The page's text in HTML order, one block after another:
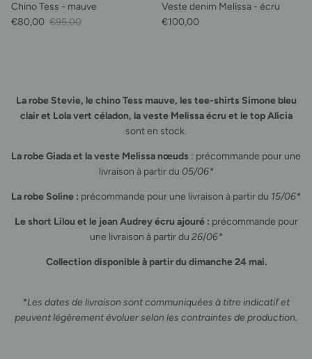
Chino Tess - mauve
Prix soldé
€80,00 Prix habituel
€95,00
Veste denim Melissa - écru
Prix habituel
€100,00
La robe Stevie, le chino Tess mauve, les tee-shirts Simone bleu
clair et Lola vert céladon, la veste Melissa écru et le top Alicia
sont en stock.
La robe Giada et la veste Melissa nœuds : précommande pour une
livraison à partir du 05/06*
La robe Soline : précommande pour une livraison à partir du 15/06*
Le short Lilou et le jean Audrey écru ajouré : précommande pour
une livraison à partir du 26/06*
Collection disponible à partir du dimanche 24 mai.
*Les dates de livraison sont communiquées à titre indicatif et
peuvent légèrement évoluer selon les contraintes de production.